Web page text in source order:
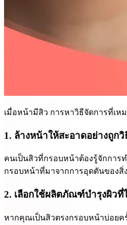
เมื่อหน้ามีสิว การหาวิธีจัดการที่เ
1. ล้างหน้าให้สะอาดอย่างถูก
คนเป็นสิวที่กรอบหน้าต้องรู้จักการ
กรอบหน้าที่มาจากการอุดตันของสิ่
2. เลือกใช้ผลิตภัณฑ์บำรุงผิวที่
หากคุณเป็นสิวตรงกรอบหน้าบ่อยครั้